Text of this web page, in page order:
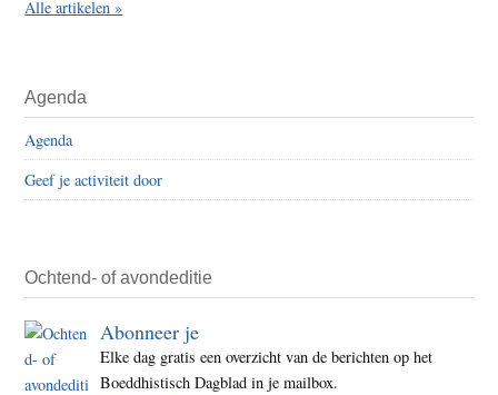
Alle artikelen »
Agenda
Agenda
Geef je activiteit door
Ochtend- of avondeditie
Abonneer je
Elke dag gratis een overzicht van de berichten op het
Boeddhistisch Dagblad in je mailbox.